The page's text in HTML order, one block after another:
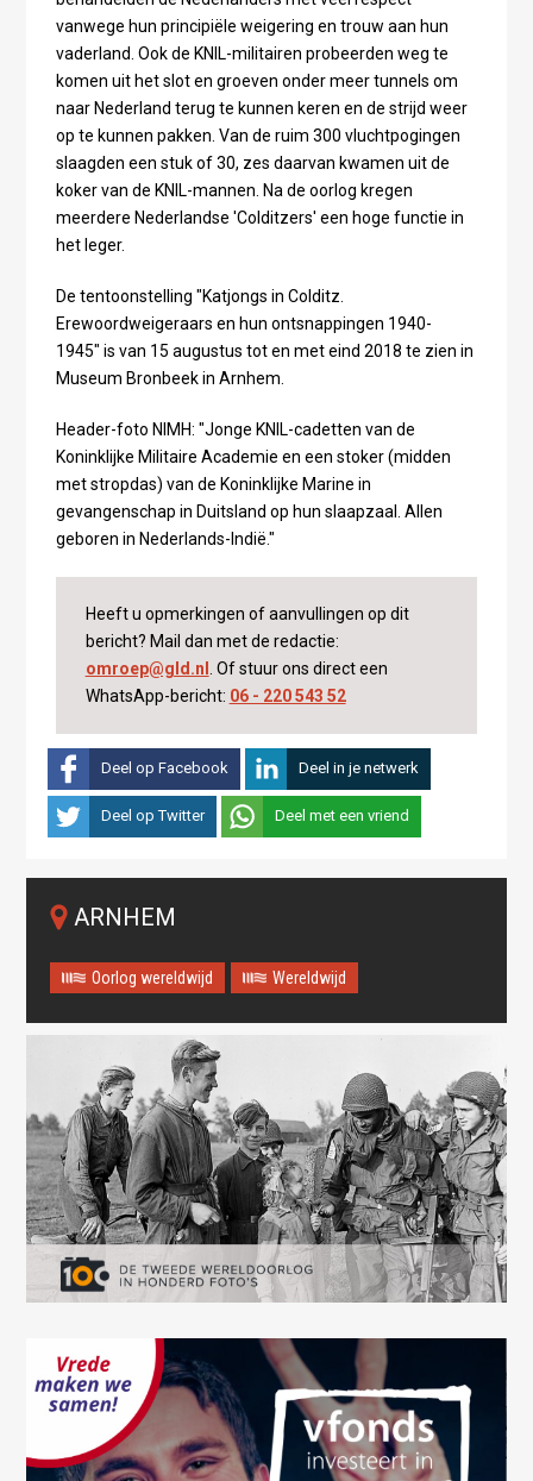
vanwege hun principiële weigering en trouw aan hun
vaderland. Ook de KNIL-militairen probeerden weg te
komen uit het slot en groeven onder meer tunnels om
naar Nederland terug te kunnen keren en de strijd weer
op te kunnen pakken. Van de ruim 300 vluchtpogingen
slaagden een stuk of 30, zes daarvan kwamen uit de
koker van de KNIL-mannen. Na de oorlog kregen
meerdere Nederlandse 'Colditzers' een hoge functie in
het leger.
De tentoonstelling "Katjongs in Colditz.
Erewoordweigeraars en hun ontsnappingen 1940-
1945" is van 15 augustus tot en met eind 2018 te zien in
Museum Bronbeek in Arnhem.
Header-foto NIMH: "Jonge KNIL-cadetten van de
Koninklijke Militaire Academie en een stoker (midden
met stropdas) van de Koninklijke Marine in
gevangenschap in Duitsland op hun slaapzaal. Allen
geboren in Nederlands-Indië."
Heeft u opmerkingen of aanvullingen op dit
bericht? Mail dan met de redactie:
omroep@gld.nl . Of stuur ons direct een
WhatsApp-bericht: 06 - 220 543 52
Deel op Facebook Deel in je netwerk
Deel op Twitter Deel met een vriend
ARNHEM
Oorlog wereldwijd Wereldwijd